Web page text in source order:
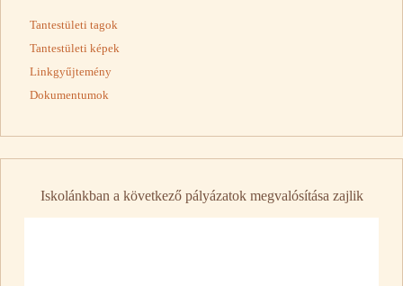
Tantestületi tagok
Tantestületi képek
Linkgyűjtemény
Dokumentumok
Iskolánkban a következő pályázatok megvalósítása zajlik